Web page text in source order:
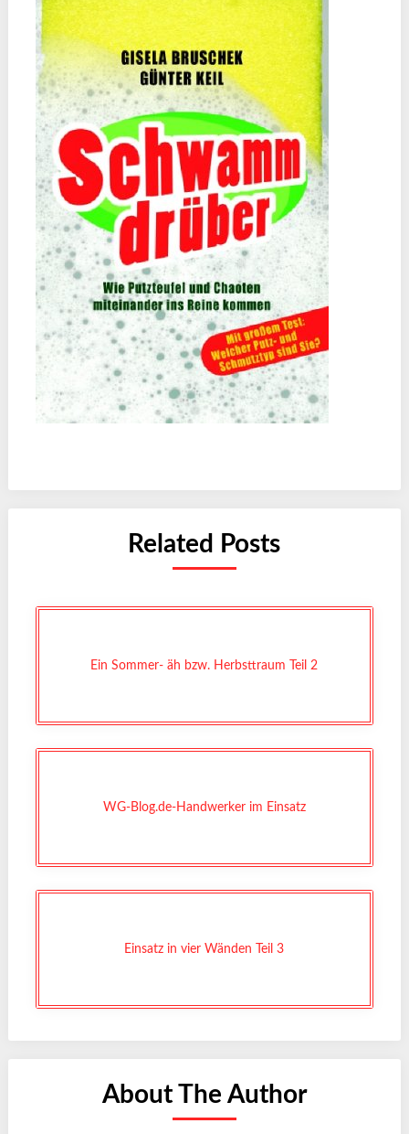
Related Posts
Ein Sommer- äh bzw. Herbsttraum Teil 2
WG-Blog.de-Handwerker im Einsatz
Einsatz in vier Wänden Teil 3
About The Author